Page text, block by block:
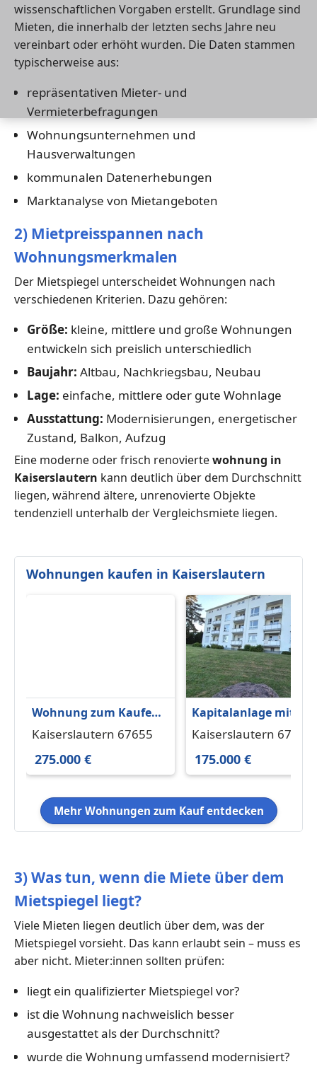
wissenschaftlichen Vorgaben erstellt. Grundlage sind
Mieten, die innerhalb der letzten sechs Jahre neu
vereinbart oder erhöht wurden. Die Daten stammen
typischerweise aus:
repräsentativen Mieter- und
Vermieterbefragungen
Wohnungsunternehmen und
Hausverwaltungen
kommunalen Datenerhebungen
Marktanalyse von Mietangeboten
2) Mietpreisspannen nach
Wohnungsmerkmalen
Der Mietspiegel unterscheidet Wohnungen nach
verschiedenen Kriterien. Dazu gehören:
Größe: kleine, mittlere und große Wohnungen
entwickeln sich preislich unterschiedlich
Baujahr: Altbau, Nachkriegsbau, Neubau
Lage: einfache, mittlere oder gute Wohnlage
Ausstattung: Modernisierungen, energetischer
Zustand, Balkon, Aufzug
Eine moderne oder frisch renoviertewohnung in
Kaiserslautern kann deutlich über dem Durchschnitt
liegen, während ältere, unrenovierte Objekte
tendenziell unterhalb der Vergleichsmiete liegen.
Wohnungen kaufen in Kaiserslautern
Wohnung zum Kaufen
in Kaiserslautern
Kaiserslautern 67655
275.000 €
Kapitalanlage mit
Perspektive: Moderne
mit Balkon – neu
01.07.2026
Kaiserslautern 67663
175.000 €
Mehr Wohnungen zum Kauf entdecken
3) Was tun, wenn die Miete über dem
Mietspiegel liegt?
Viele Mieten liegen deutlich über dem, was der
Mietspiegel vorsieht. Das kann erlaubt sein – muss es
aber nicht. Mieter:innen sollten prüfen:
liegt ein qualifizierter Mietspiegel vor?
ist die Wohnung nachweislich besser
ausgestattet als der Durchschnitt?
wurde die Wohnung umfassend modernisiert?